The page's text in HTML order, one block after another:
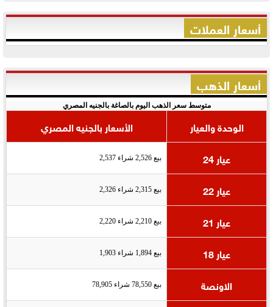
أسعار العملات
أسعار الذهب
متوسط سعر الذهب اليوم بالصاغة بالجنيه المصري
الوحدة والعيار
الأسعار بالجنيه المصري
عيار 24
بيع 2,526 شراء 2,537
عيار 22 بيع 2,315 شراء 2,326
عيار 21 بيع 2,210 شراء 2,220
عيار 18 بيع 1,894 شراء 1,903
الاونصة بيع 78,550 شراء 78,905